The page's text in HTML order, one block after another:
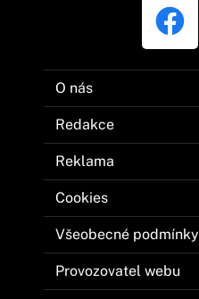
O nás
Redakce
Reklama
Cookies
Všeobecné podmínky
Provozovatel webu